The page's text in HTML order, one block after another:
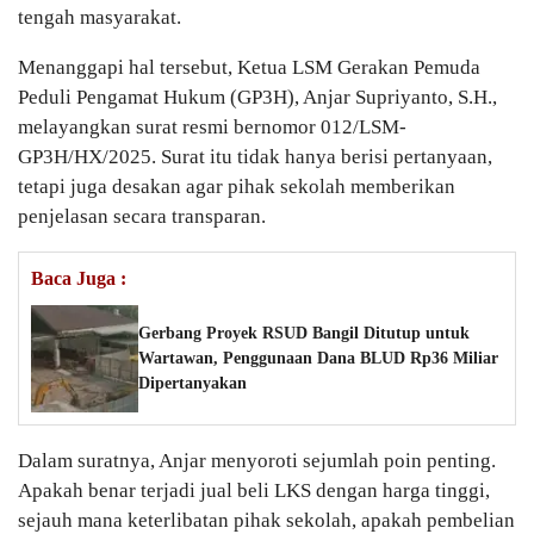
tengah masyarakat.
Menanggapi hal tersebut, Ketua LSM Gerakan Pemuda
Peduli Pengamat Hukum (GP3H), Anjar Supriyanto, S.H.,
melayangkan surat resmi bernomor 012/LSM-
GP3H/HX/2025. Surat itu tidak hanya berisi pertanyaan,
tetapi juga desakan agar pihak sekolah memberikan
penjelasan secara transparan.
Baca Juga :
Gerbang Proyek RSUD Bangil Ditutup untuk
Wartawan, Penggunaan Dana BLUD Rp36 Miliar
Dipertanyakan
Dalam suratnya, Anjar menyoroti sejumlah poin penting.
Apakah benar terjadi jual beli LKS dengan harga tinggi,
sejauh mana keterlibatan pihak sekolah, apakah pembelian